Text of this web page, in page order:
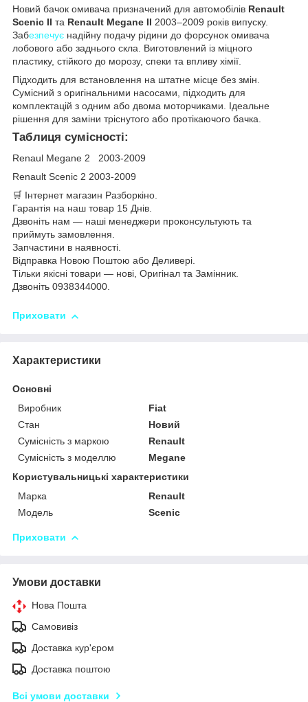
Новий бачок омивача призначений для автомобілів Renault
Scenic II та Renault Megane II 2003–2009 років випуску.
Забезпечує надійну подачу рідини до форсунок омивача
лобового або заднього скла. Виготовлений із міцного
пластику, стійкого до морозу, спеки та впливу хімії.
Підходить для встановлення на штатне місце без змін.
Сумісний з оригінальними насосами, підходить для
комплектацій з одним або двома моторчиками. Ідеальне
рішення для заміни тріснутого або протікаючого бачка.
Таблиця сумісності:
Renaul Megane 2 2003-2009
Renault Scenic 2 2003-2009
🛒 Інтернет магазин Разборкіно.
Гарантія на наш товар 15 Днів.
Дзвоніть нам — наші менеджери проконсультують та
приймуть замовлення.
Запчастини в наявності.
Відправка Новою Поштою або Деливері.
Тільки якісні товари — нові, Оригінал та Замінник.
Дзвоніть 0938344000.
Приховати
Характеристики
Основні
Виробник
Fiat
Стан
Новий
Сумісність з маркою
Renault
Сумісність з моделлю
Megane
Користувальницькі характеристики
Марка
Renault
Модель
Scenic
Приховати
Умови доставки
Нова Пошта
Самовивіз
Доставка кур'єром
Доставка поштою
Всі умови доставки